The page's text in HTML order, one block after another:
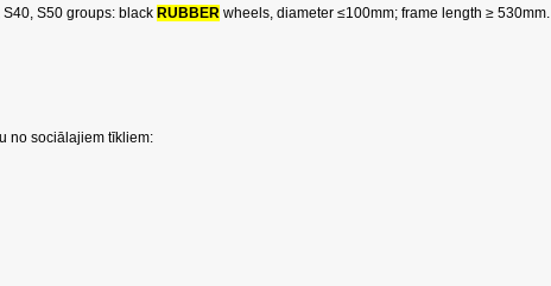
S40, S50 groups: black RUBBER wheels, diameter ≤100mm; frame length ≥ 530mm.
no sociālajiem tīkliem: